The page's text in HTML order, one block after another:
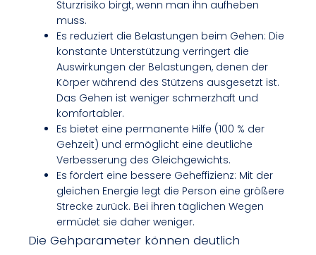
Sturzrisiko birgt, wenn man ihn aufheben
muss.
Es reduziert die Belastungen beim Gehen: Die
konstante Unterstützung verringert die
Auswirkungen der Belastungen, denen der
Körper während des Stützens ausgesetzt ist.
Das Gehen ist weniger schmerzhaft und
komfortabler.
Es bietet eine permanente Hilfe (100 % der
Gehzeit) und ermöglicht eine deutliche
Verbesserung des Gleichgewichts.
Es fördert eine bessere Geheffizienz: Mit der
gleichen Energie legt die Person eine größere
Strecke zurück. Bei ihren täglichen Wegen
ermüdet sie daher weniger.
Die Gehparameter können deutlich